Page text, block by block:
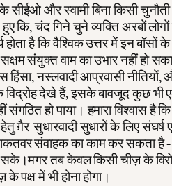
सीईओ और स्वामी बिना किसी
चंद गिने चुने व्यक्ति अरबों लोगों
है कि वैश्विक उत्तर में इन बॉसों के
संयुक्त वाम का उभार नहीं हो
हिंसा, नस्लवादी आप्रवासी
देखे हैं, इसके बावजूद कुछ भी
हो पाया। हमारा विश्वास है कि
ग़ैर-सुधारवादी सुधारों के लिए संघर्ष
संवाहक का काम कर सकता है
सके।मगर तब केवल किसी चीज़ के
पक्ष में भी होना होगा।